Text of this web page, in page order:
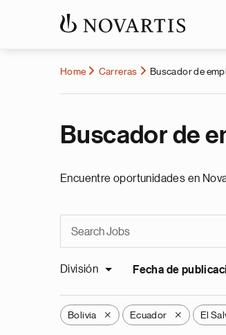
Home Carreras Buscador de
Buscador de
Encuentre oportunidades en
División Fecha de
Bolivia X Ecuador X El